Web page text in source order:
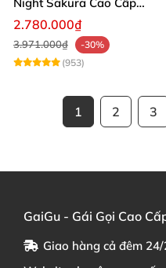
Rung Đa Chức Năng
2.780.000₫
3.971.000₫
-30%
(953)
1 2 3
GaiGu - Gái Gọi Cao
Giao hàng cả đêm